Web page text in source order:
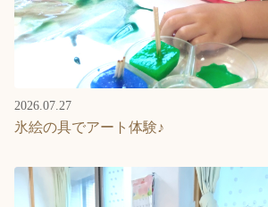
2026.07.27
氷絵の具でアート体験♪